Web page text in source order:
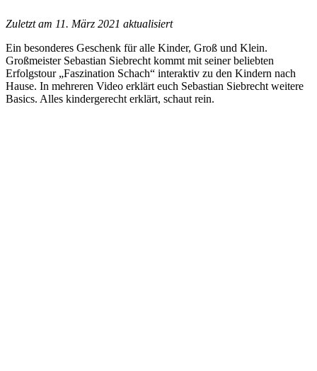
Zuletzt am 11. März 2021 aktualisiert
Ein besonderes Geschenk für alle Kinder, Groß und Klein.
Großmeister Sebastian Siebrecht kommt mit seiner beliebten
Erfolgstour „Faszination Schach“ interaktiv zu den Kindern nach
Hause. In mehreren Video erklärt euch Sebastian Siebrecht weitere
Basics. Alles kindergerecht erklärt, schaut rein.